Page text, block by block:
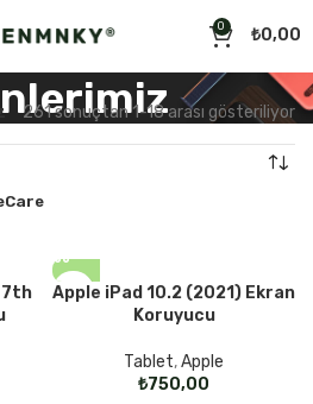
0 ₺0,00
261 sonuçtan 1-18 arası gösteriliyor
7th
Apple iPad 10.2 (2021) Ekran
Koruyucu
Tablet,Apple
₺